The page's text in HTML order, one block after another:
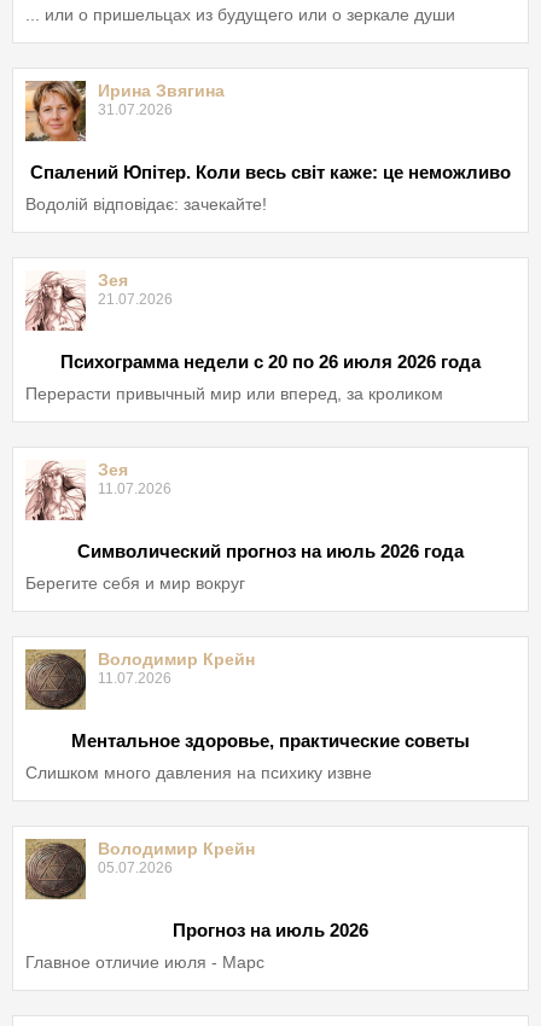
... или о пришельцах из будущего или о зеркале души
Ирина Звягина
31.07.2026
Спалений Юпітер. Коли весь світ каже: це неможливо
Водолій відповідає: зачекайте!
Зея
21.07.2026
Психограмма недели с 20 по 26 июля 2026 года
Перерасти привычный мир или вперед, за кроликом
Зея
11.07.2026
Символический прогноз на июль 2026 года
Берегите себя и мир вокруг
Володимир Крейн
11.07.2026
Ментальное здоровье, практические советы
Слишком много давления на психику извне
Володимир Крейн
05.07.2026
Прогноз на июль 2026
Главное отличие июля - Марс